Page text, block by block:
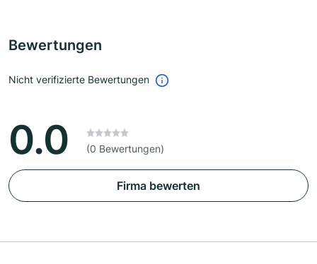
Bewertungen
Nicht verifizierte Bewertungen
0.0 (0 Bewertungen)
Firma bewerten